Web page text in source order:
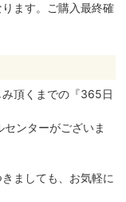
ます。ご購入最終確
頂くまでの『365日
ンターがございま
ましても、お気軽に